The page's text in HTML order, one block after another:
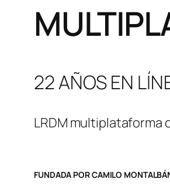
22 AÑOS EN
LRDM multiplataforma
FUNDADA POR CAMILO